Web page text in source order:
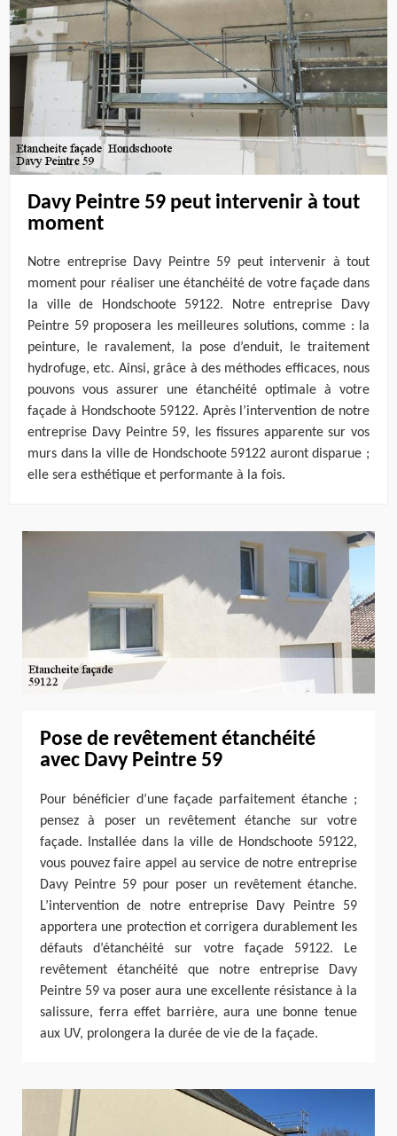
Davy Peintre 59 peut intervenir à tout
moment
Notre entreprise Davy Peintre 59 peut intervenir à tout
moment pour réaliser une étanchéité de votre façade dans
la ville de Hondschoote 59122. Notre entreprise Davy
Peintre 59 proposera les meilleures solutions, comme : la
peinture, le ravalement, la pose d’enduit, le traitement
hydrofuge, etc. Ainsi, grâce à des méthodes efficaces, nous
pouvons vous assurer une étanchéité optimale à votre
façade à Hondschoote 59122. Après l’intervention de notre
entreprise Davy Peintre 59, les fissures apparente sur vos
murs dans la ville de Hondschoote 59122 auront disparue ;
elle sera esthétique et performante à la fois.
Pose de revêtement étanchéité
avec Davy Peintre 59
Pour bénéficier d’une façade parfaitement étanche ;
pensez à poser un revêtement étanche sur votre
façade. Installée dans la ville de Hondschoote 59122,
vous pouvez faire appel au service de notre entreprise
Davy Peintre 59 pour poser un revêtement étanche.
L’intervention de notre entreprise Davy Peintre 59
apportera une protection et corrigera durablement les
défauts d’étanchéité sur votre façade 59122. Le
revêtement étanchéité que notre entreprise Davy
Peintre 59 va poser aura une excellente résistance à la
salissure, ferra effet barrière, aura une bonne tenue
aux UV, prolongera la durée de vie de la façade.